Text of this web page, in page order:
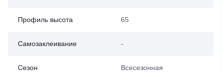
Профиль высота 65
Самозаклеивание -
Сезон Всесезонная